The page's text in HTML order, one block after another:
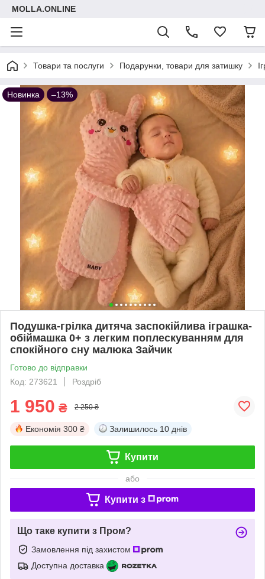
MOLLA.ONLINE
Товари та послуги Подарунки, товари для затишку
Новинка –13%
Подушка-грілка дитяча заспокійлива іграшка-
обіймашка 0+ з легким поплескуванням для
спокійного сну малюка Зайчик
Готово до відправки
Код: 273621
Роздріб
1 950 ₴ 2 250 ₴
Економія 300 ₴ Залишилось 10 днів
Купити
або
Купити з
Що таке купити з Пром?
Замовлення під захистом
Доступна доставка